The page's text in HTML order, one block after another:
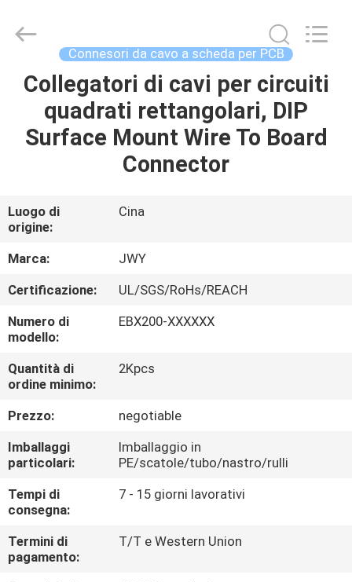
CASA
PRODOTTI
NOI
GIRO
DELLA
FABBRICA
CONTROLLO
DI
QUALITÀ
CONTATTICI
RICHIEDA
UNA
CITAZIONE
Electronic
Reserved.
Connesori da cavo a scheda per PCB
Collegatori di cavi per circuiti
quadrati rettangolari, DIP
Surface Mount Wire To Board
Connector
Luogo di
origine:
Cina
Marca:
JWY
Certificazione:
UL/SGS/RoHs/REACH
Numero di
modello:
EBX200-XXXXXX
Quantità di
ordine minimo:
2Kpcs
Prezzo:
negotiable
Imballaggi
particolari:
Imballaggio in
PE/scatole/tubo/nastro/rulli
Tempi di
consegna:
7 - 15 giorni lavorativi
Termini di
pagamento:
T/T e Western Union